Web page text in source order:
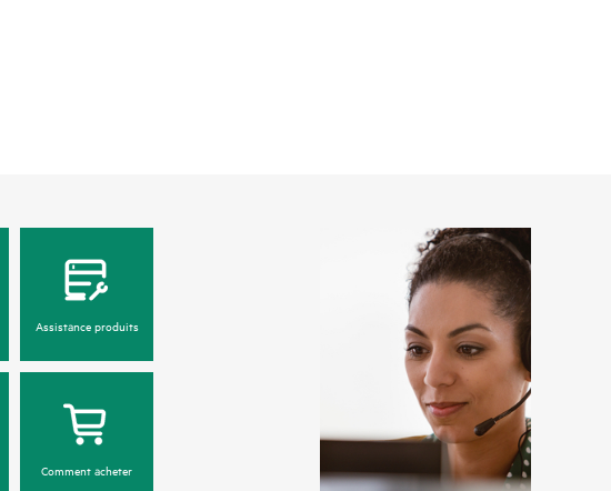
Assistance produits
Comment acheter